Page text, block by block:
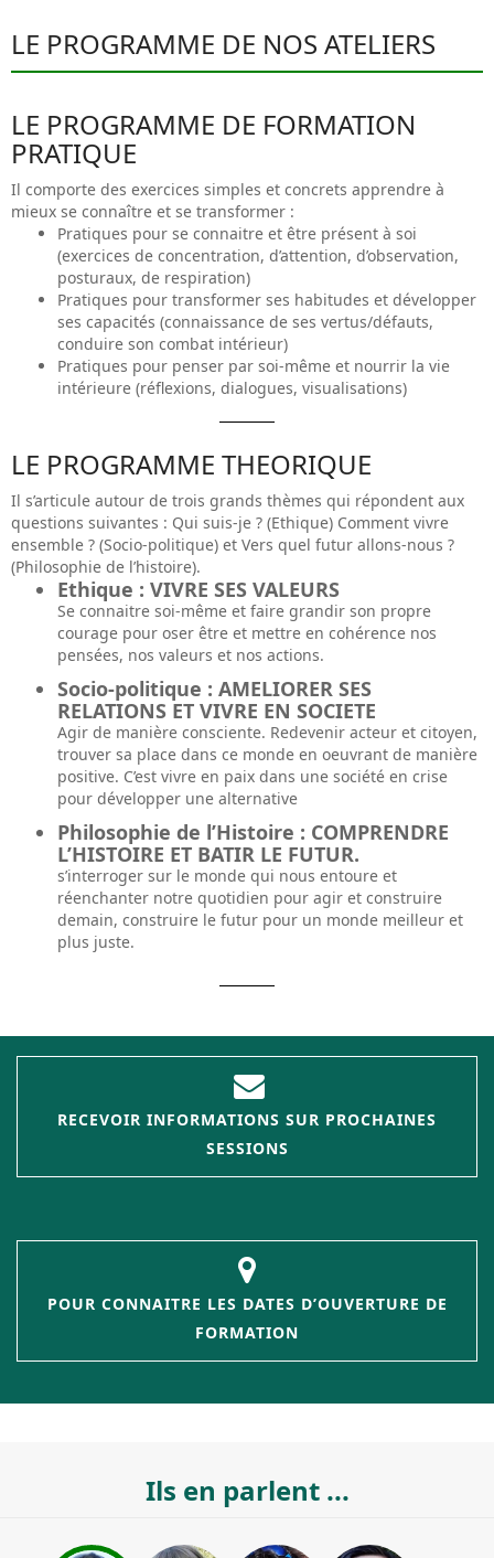
LE PROGRAMME DE NOS ATELIERS
LE PROGRAMME DE FORMATION
PRATIQUE
Il comporte des exercices simples et concrets apprendre à
mieux se connaître et se transformer :
Pratiques pour se connaitre et être présent à soi
(exercices de concentration, d’attention, d’observation,
posturaux, de respiration)
Pratiques pour transformer ses habitudes et développer
ses capacités (connaissance de ses vertus/défauts,
conduire son combat intérieur)
Pratiques pour penser par soi-même et nourrir la vie
intérieure (réflexions, dialogues, visualisations)
LE PROGRAMME THEORIQUE
Il s’articule autour de trois grands thèmes qui répondent aux
questions suivantes : Qui suis-je ? (Ethique) Comment vivre
ensemble ? (Socio-politique) et Vers quel futur allons-nous ?
(Philosophie de l’histoire).
Ethique : VIVRE SES VALEURS
Se connaitre soi-même et faire grandir son propre
courage pour oser être et mettre en cohérence nos
pensées, nos valeurs et nos actions.
Socio-politique : AMELIORER SES
RELATIONS ET VIVRE EN SOCIETE
Agir de manière consciente. Redevenir acteur et citoyen,
trouver sa place dans ce monde en oeuvrant de manière
positive. C’est vivre en paix dans une société en crise
pour développer une alternative
Philosophie de l’Histoire : COMPRENDRE
L’HISTOIRE ET BATIR LE FUTUR.
s’interroger sur le monde qui nous entoure et
réenchanter notre quotidien pour agir et construire
demain, construire le futur pour un monde meilleur et
plus juste.
RECEVOIR INFORMATIONS SUR PROCHAINES
SESSIONS
POUR CONNAITRE LES DATES D’OUVERTURE DE
FORMATION
Ils en parlent ...